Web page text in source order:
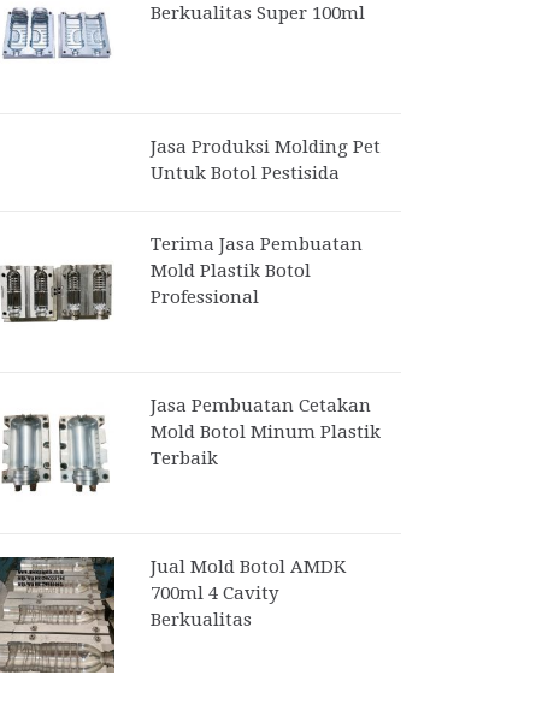
Berkualitas Super 100ml
Jasa Produksi Molding Pet
Untuk Botol Pestisida
Terima Jasa Pembuatan
Mold Plastik Botol
Professional
Jasa Pembuatan Cetakan
Mold Botol Minum Plastik
Terbaik
Jual Mold Botol AMDK
700ml 4 Cavity
Berkualitas